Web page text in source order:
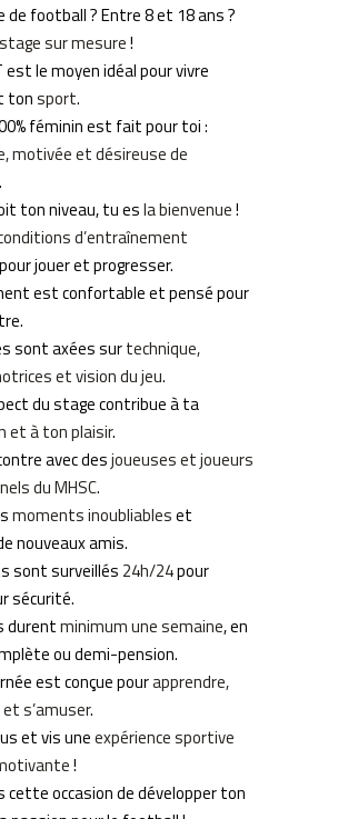
de football ? Entre 8 et 18 ans ?
stage sur mesure!
est le moyen idéal pour vivre
tonsport.
féminin est fait pour toi :
motivée et désireuse de
.
ton niveau, tu esla bienvenue!
d’entraînement
pour jouer et progresser.
est confortable et pensé pour
sont axées surtechnique,
et vision du jeu.
du stage contribue à ta
et à ton plaisir.
avec desjoueuses et joueurs
du MHSC.
moments inoubliableset
nouveaux amis.
sont surveillés 24h/24pour
sécurité.
durentminimum une semaine, en
ou demi-pension.
est conçue pourapprendre,
s’amuser.
et vis uneexpérience sportive
!
cette occasion de développer ton